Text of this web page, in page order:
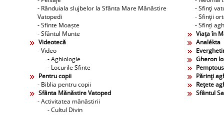
- Rânduiala slujbelor la Sfânta Mare Mănăstire
Vatopedi
- Sfinte Moaște
- Sfântul Munte
- Sfinţi
- Sfinţii
- Sfinți
Viaţa în
Videotecă
- Video
- Aghiologie
- Locurile Sfinte
Analékta
Gheron
Pentru copii
- Biblia pentru copii
Părinţi
Reţete
Sfânta Mănăstire Vatoped
- Activitatea mănăstirii
- Cultul Divin
Sfântul